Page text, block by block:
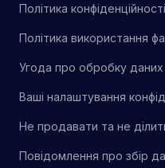
Політика конфіденційності
Політика використання
Угода про обробку даних
Ваші налаштування
Не продавати та не
Повідомлення про збір